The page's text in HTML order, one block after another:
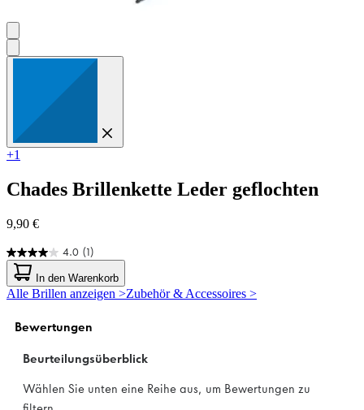
+1
Chades Brillenkette Leder geflochten
9,90 €
4.0 (1)
4.0
von
5
Sternen.
Bewertung
In den Warenkorb
Alle Brillen anzeigen >Zubehör & Accessoires >